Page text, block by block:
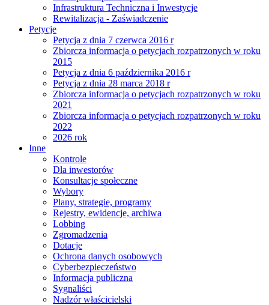
Infrastruktura Techniczna i Inwestycje
Rewitalizacja - Zaświadczenie
Petycje
Petycja z dnia 7 czerwca 2016 r
Zbiorcza informacja o petycjach rozpatrzonych w roku
2015
Petycja z dnia 6 października 2016 r
Petycja z dnia 28 marca 2018 r
Zbiorcza informacja o petycjach rozpatrzonych w roku
2021
Zbiorcza informacja o petycjach rozpatrzonych w roku
2022
2026 rok
Inne
Kontrole
Dla inwestorów
Konsultacje społeczne
Wybory
Plany, strategie, programy
Rejestry, ewidencje, archiwa
Lobbing
Zgromadzenia
Dotacje
Ochrona danych osobowych
Cyberbezpieczeństwo
Informacja publiczna
Sygnaliści
Nadzór właścicielski